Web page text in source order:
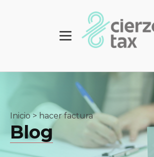
Inicio> hacer factura
Blog